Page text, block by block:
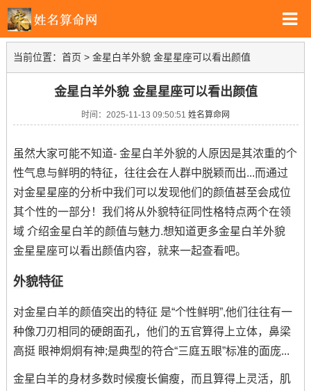
当前位置： 首页 > 金星白羊外貌 金星星座可以看出颜值
金星白羊外貌 金星星座可以看出颜值
时间：2025-11-13 09:50:51 姓名算命网
虽然大家可能不知道- 金星白羊外貌的人原因是其浓重的个
性气息与鲜明的特征，往往会在人群中脱颖而出...而通过
对金星星座的分析中我们可以发现他们的颜值甚至会成位
其个性的一部分！我们将从外貌特征同性格特点两个在领
域 介绍金星白羊的颜值与魅力.想知道更多金星白羊外貌
金星星座可以看出颜值内容，就来一起查看吧。
外貌特征
对金星白羊的颜值突出的特征 是“个性鲜明”,他们往往有一
种像刀刃相同的硬朗面孔，他们的五官算得上立体，鼻梁
高挺 眼神炯炯有神;是典型的符合“三庭五眼”标准的面庞...
金星白羊的身材多数时候瘦长偏瘦，而且算得上灵活，肌